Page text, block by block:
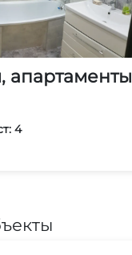
апартаменты
4